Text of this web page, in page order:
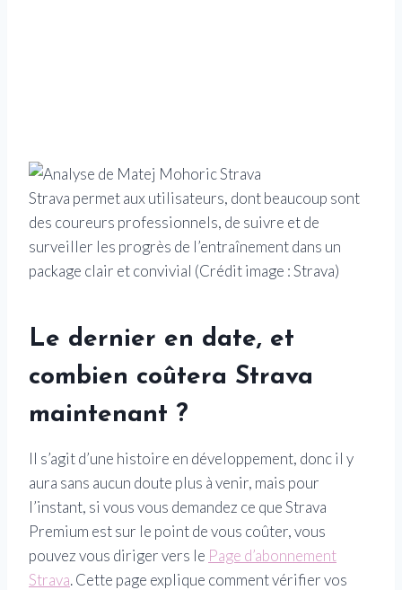
Strava permet aux utilisateurs, dont beaucoup sont
des coureurs professionnels, de suivre et de
surveiller les progrès de l’entraînement dans un
package clair et convivial (Crédit image : Strava)
Le dernier en date, et
combien coûtera Strava
maintenant ?
Il s’agit d’une histoire en développement, donc il y
aura sans aucun doute plus à venir, mais pour
l’instant, si vous vous demandez ce que Strava
Premium est sur le point de vous coûter, vous
pouvez vous diriger vers le Page d’abonnement
Strava. Cette page explique comment vérifier vos